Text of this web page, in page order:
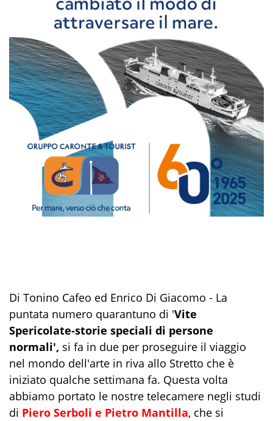
Di Tonino Cafeo ed Enrico Di Giacomo - La
puntata numero quarantuno di 'Vite
Spericolate-storie speciali di persone
normali', si fa in due per proseguire il viaggio
nel mondo dell'arte in riva allo Stretto che è
iniziato qualche settimana fa. Questa volta
abbiamo portato le nostre telecamere negli studi
di Piero Serboli e Pietro Mantilla, che si